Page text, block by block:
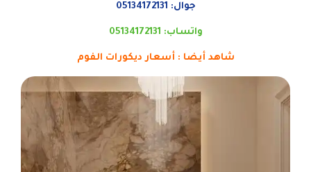
جوال: 05134172131
واتساب: 05134172131
شاهد أيضا : أسعار ديكورات الفوم